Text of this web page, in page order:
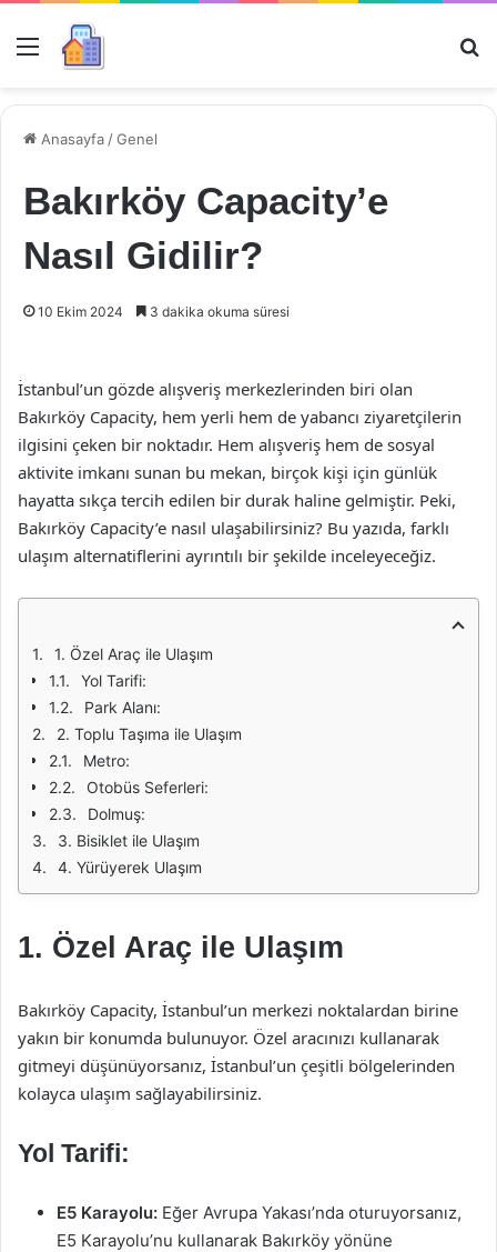
Menü
Anasayfa /Genel
Bakırköy Capacity’e
Nasıl Gidilir?
10 Ekim 2024 3 dakika okuma süresi
İstanbul’un gözde alışveriş merkezlerinden biri olan
Bakırköy Capacity, hem yerli hem de yabancı ziyaretçilerin
ilgisini çeken bir noktadır. Hem alışveriş hem de sosyal
aktivite imkanı sunan bu mekan, birçok kişi için günlük
hayatta sıkça tercih edilen bir durak haline gelmiştir. Peki,
Bakırköy Capacity’e nasıl ulaşabilirsiniz? Bu yazıda, farklı
ulaşım alternatiflerini ayrıntılı bir şekilde inceleyeceğiz.
1. Özel Araç ile Ulaşım
Yol Tarifi:
Park Alanı:
2. Toplu Taşıma ile Ulaşım
Metro:
Otobüs Seferleri:
Dolmuş:
3. Bisiklet ile Ulaşım
4. Yürüyerek Ulaşım
1. Özel Araç ile Ulaşım
Bakırköy Capacity, İstanbul’un merkezi noktalardan birine
yakın bir konumda bulunuyor. Özel aracınızı kullanarak
gitmeyi düşünüyorsanız, İstanbul’un çeşitli bölgelerinden
kolayca ulaşım sağlayabilirsiniz.
Yol Tarifi:
E5 Karayolu: Eğer Avrupa Yakası’nda oturuyorsanız,
E5 Karayolu’nu kullanarak Bakırköy yönüne